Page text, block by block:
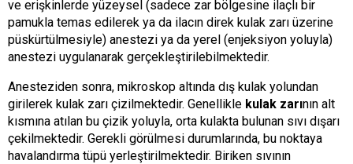
ve erişkinlerde yüzeysel (sadece zar bölgesine ilaçlı bir
pamukla temas edilerek ya da ilacın direk kulak zarı üzerine
püskürtülmesiyle) anestezi ya da yerel (enjeksiyon yoluyla)
anestezi uygulanarak gerçekleştirilebilmektedir.
Anesteziden sonra, mikroskop altında dış kulak yolundan
girilerek kulak zarı çizilmektedir. Genellikle kulak zarının alt
kısmına atılan bu çizik yoluyla, orta kulakta bulunan sıvı dışarı
çekilmektedir. Gerekli görülmesi durumlarında, bu noktaya
havalandırma tüpü yerleştirilmektedir. Biriken sıvının